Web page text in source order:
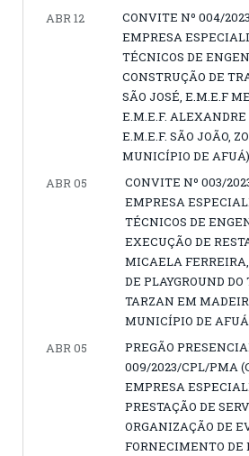
ABR 12
CONVITE Nº 004/
EMPRESA
TÉCNICOS DE
CONSTRUÇÃO DE
SÃO JOSÉ, E.M.E.F
E.M.E.F.
E.M.E.F. SÃO JOÃO,
MUNICÍPIO DE AFUÁ)
ABR 05
CONVITE Nº 003/
EMPRESA
TÉCNICOS DE
EXECUÇÃO DE
MICAELA
DE PLAYGROUND DO
TARZAN EM
MUNICÍPIO DE
ABR 05
PREGÃO
009/2023/CPL/PMA
EMPRESA
PRESTAÇÃO DE
ORGANIZAÇÃO DE
FORNECIMENTO